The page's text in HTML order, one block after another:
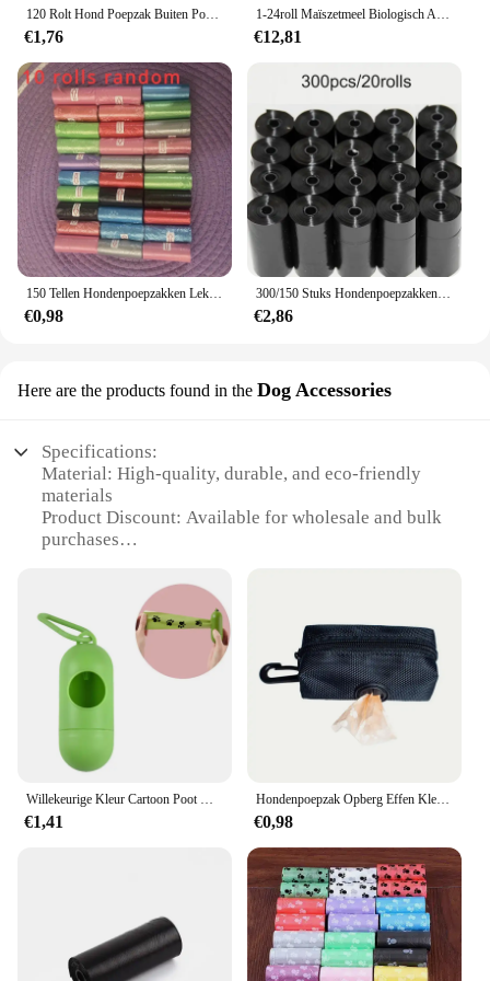
120 Rolt Hond Poepzak Buiten Poepzak Poep Buitenshuis Schoon Huisdieren Benodigdheden Voor Hond 15 Zakjes/Roll Navulling Vuilniszak Huisdier Benodigdheden
€1,76
1-24roll Maïszetmeel Biologisch Afbreekbare Huisdierenvuilniszak Composteerbaar Vest Stijl Kat Hond Poep Vuilniszakken Buiten Huisdieren Dragers Tool
€12,81
150 Tellen Hondenpoepzakken Lekvrij, Geurafdichtende Polyethyleen Afvalzakken Voor Huisdieren, Navullingen Van Hondenzakken Voor Buitengebruik
€0,98
300/150 Stuks Hondenpoepzakken, Draagbare Afvalzakken Voor Huisdieren, Duurzame En Lekvrije Vuilniszakken Voor Huisdieren, Schoonmaakbenodigdheden Voor Huisdieren
€2,86
Here are the products found in the Dog Accessories
Specifications:
Material: High-quality, durable, and eco-friendly
materials
Product Discount: Available for wholesale and bulk
purchases
designed for pet waste management
Design and Style: Ergonomic and user-friendly
design with a stylish appearance
Usage and Purpose: Designed to make cleaning up
after your dog a breeze
Typical Adaptive Scenario: Perfect for use in
various outdoor settings, including parks, beaches,
and walks
Shape or Size or Weight or Quantity: Conveniently
sized for easy handling and storage
Features:
**Effortless Clean-Up Solution**
Our poepzakjes afbreek accessories are the perfect
solution for pet owners who value convenience and
cleanliness. These accessories are meticulously
crafted from premium materials that ensure
Willekeurige Kleur Cartoon Poot Grafische Hondenpoepzakken Poepzakjes Voor Huisdieren Lekvrije Hondenafvoerzakken Voor Dierbenodigdheden
€1,41
Hondenpoepzak Opberg Effen Kleur Vakmanschap Grote Ruimte Handig Draagbare Duurzame Praktische Multifunctionele Vuilniszak Voor Huisdieren
€0,98